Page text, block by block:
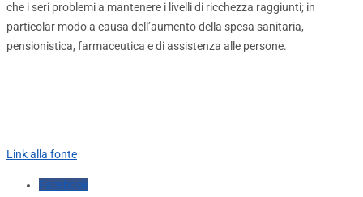
che i seri problemi a mantenere i livelli di ricchezza raggiunti; in
particolar modo a causa dell’aumento della spesa sanitaria,
pensionistica, farmaceutica e di assistenza alle persone.
Link alla fonte
Facebook